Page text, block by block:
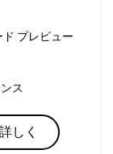
ド プレビュー
ス
しく